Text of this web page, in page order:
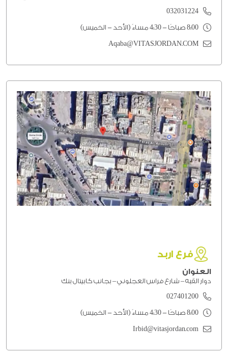
032031224
8:00 صباحًا - 4:30 مساءً (الأحد - الخميس)
Aqaba@VITASJORDAN.COM
فرع اربد
العنوان
دوار القبه – شارع فراس العجلوني – بجانب كابيتال بنك
027401200
8:00 صباحًا - 4:30 مساءً (الأحد - الخميس)
Irbid@vitasjordan.com